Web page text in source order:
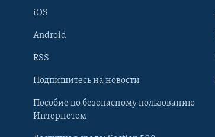
Learning English
iOS
Android
RSS
Подпишитесь на новости
Пособие по безопасному пользованию
Интернетом